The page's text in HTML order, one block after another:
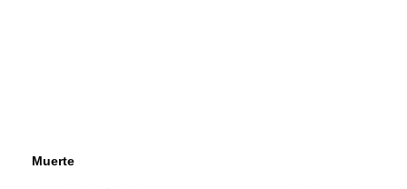
Muerte